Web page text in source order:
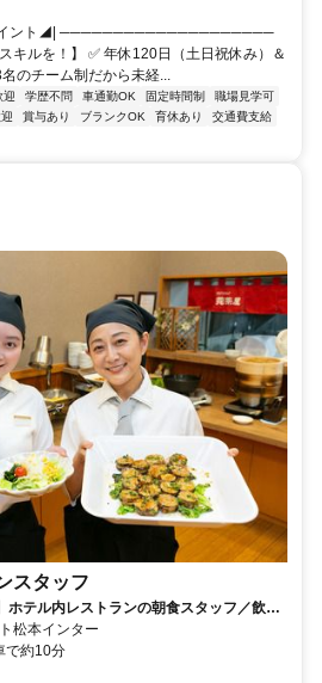
イント◢| ────────────────────
キルを！】 ✅ 年休120日（土日祝休み）＆
のチーム制だから未経...
迎 学歴不問 車通勤OK 固定時間制
職場見学可
賞与あり ブランクOK 育休あり
交通費支給
スタッフ
ホテル内レストランの朝食スタッフ／飲食
躍中
松本インター
で約10分